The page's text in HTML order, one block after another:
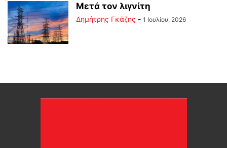
Μετά τον λιγνίτη
Δημήτρης Γκάζης - 1 Ιουλίου, 2026